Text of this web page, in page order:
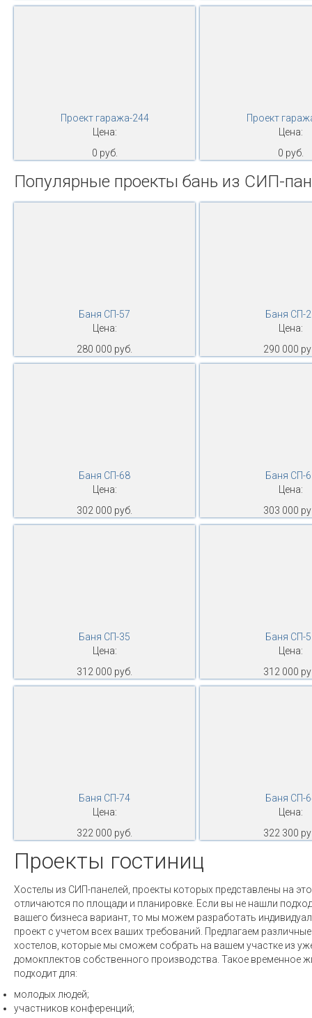
Проект гаража-244
Цена:
0 руб.
Проект
Цена:
0 руб.
Популярные проекты бань из СИП-
Баня СП-57
Цена:
280 000 руб.
Баня СП-
Цена:
290 000
Баня СП-68
Цена:
302 000 руб.
Баня СП-
Цена:
303 000
Баня СП-35
Цена:
312 000 руб.
Баня СП-
Цена:
312 000
Баня СП-74
Цена:
322 000 руб.
Баня СП-
Цена:
322 300
Проекты гостиниц
Хостелы из СИП-панелей, проекты которых представлены на
отличаются по площади и планировке. Если вы не нашли
вашего бизнеса вариант, то мы можем разработать
проект с учетом всех ваших требований. Предлагаем
хостелов, которые мы сможем собрать на вашем участке из
домокплектов собственного производства. Такое временное
подходит для:
молодых людей;
участников конференций;